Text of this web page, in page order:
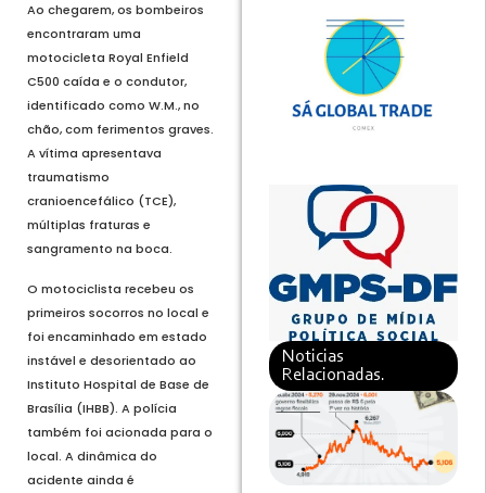
Ao chegarem, os bombeiros
encontraram uma
motocicleta Royal Enfield
C500 caída e o condutor,
identificado como W.M., no
chão, com ferimentos graves.
A vítima apresentava
traumatismo
cranioencefálico (TCE),
múltiplas fraturas e
sangramento na boca.
O motociclista recebeu os
primeiros socorros no local e
foi encaminhado em estado
instável e desorientado ao
Instituto Hospital de Base de
Brasília (IHBB). A polícia
também foi acionada para o
local. A dinâmica do
acidente ainda é
Noticias
Relacionadas.